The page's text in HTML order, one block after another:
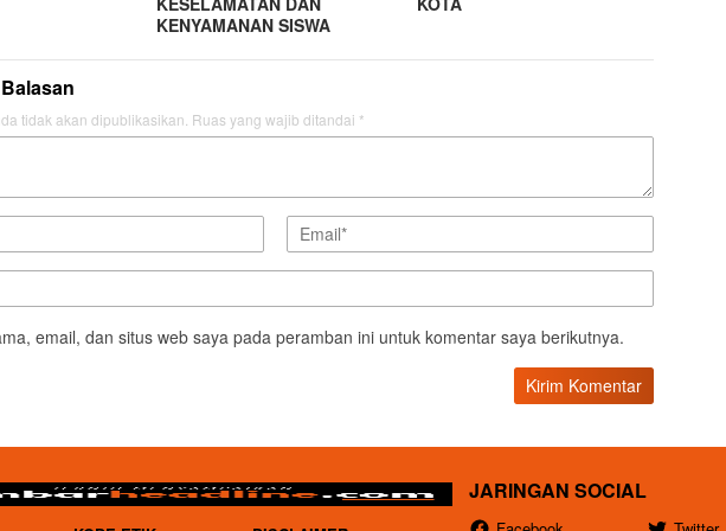
KENYAMANAN SISWA
tidak akan dipublikasikan. Ruas yang wajib ditandai *
email, dan situs web saya pada peramban ini untuk komentar saya berikutnya.
JARINGAN SOCIAL